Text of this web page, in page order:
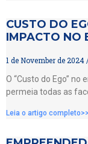
CUSTO DO
IMPACTO NO
1 de November de 2024
O “Custo do Ego”
permeia todas as
Leia o artigo completo>>